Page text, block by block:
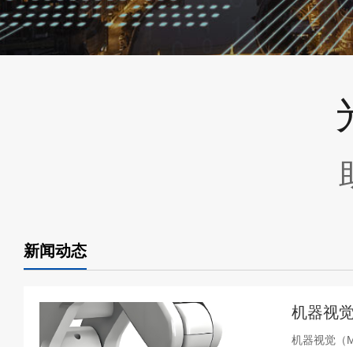
新闻动态
机器视
机器视觉（